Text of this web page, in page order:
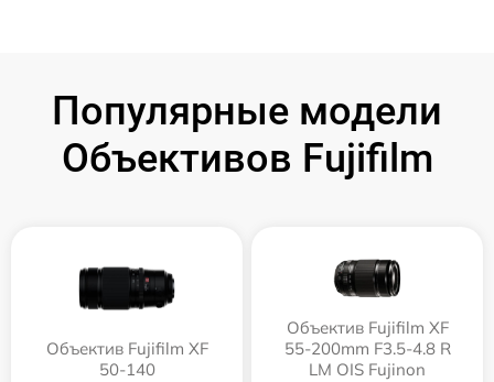
Популярные модели
Объективов Fujifilm
Объектив Fujifilm XF
50-140
Объектив Fujifilm XF
55-200mm F3.5-4.8 R
LM OIS Fujinon